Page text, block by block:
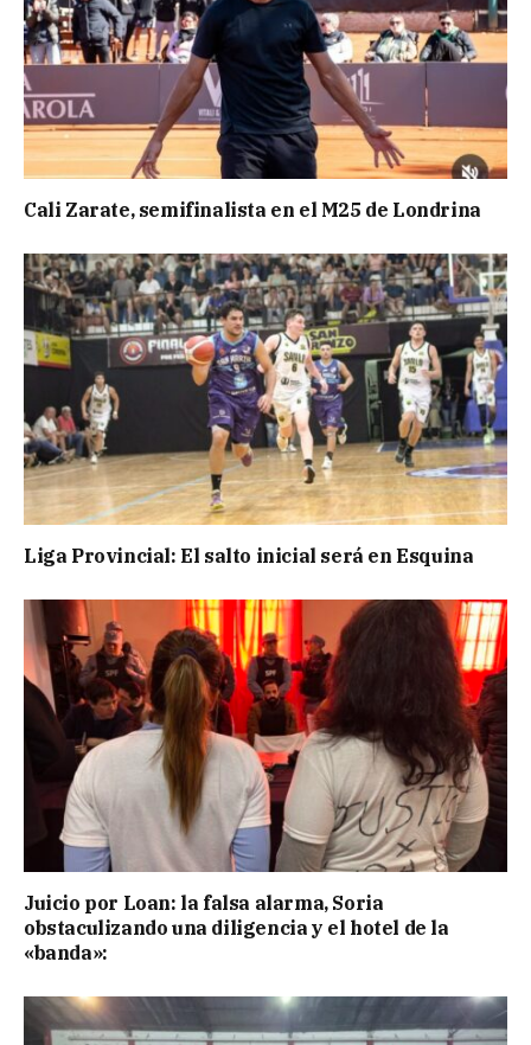
Cali Zarate, semifinalista en el M25 de Londrina
Liga Provincial: El salto inicial será en Esquina
Juicio por Loan: la falsa alarma, Soria
obstaculizando una diligencia y el hotel de la
«banda»: